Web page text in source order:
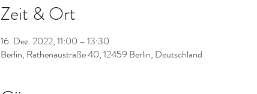
Zeit & Ort
16. Dez. 2022, 11:00 – 13:30
Berlin, Rathenaustraße 40, 12459 Berlin, Deutschland